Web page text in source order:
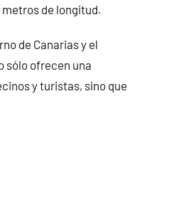
de longitud.
de Canarias y el
sólo ofrecen una
y turistas, sino que